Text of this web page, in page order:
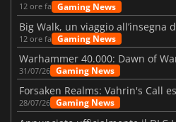
12 ore fa Gaming News
Big Walk, un viaggio all’insegna
12 ore fa Gaming News
31/07/26 Gaming News
28/07/26 Gaming News